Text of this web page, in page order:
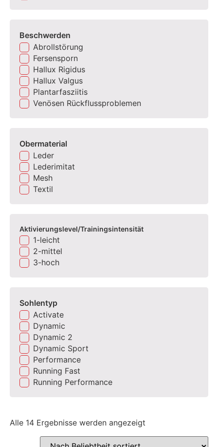
Beschwerden
Abrollstörung
Fersensporn
Hallux Rigidus
Hallux Valgus
Plantarfasziitis
Venösen Rückflussproblemen
Obermaterial
Leder
Lederimitat
Mesh
Textil
Aktivierungslevel/Trainingsintensität
1-leicht
2-mittel
3-hoch
Sohlentyp
Activate
Dynamic
Dynamic 2
Dynamic Sport
Performance
Running Fast
Running Performance
Alle 14 Ergebnisse werden angezeigt